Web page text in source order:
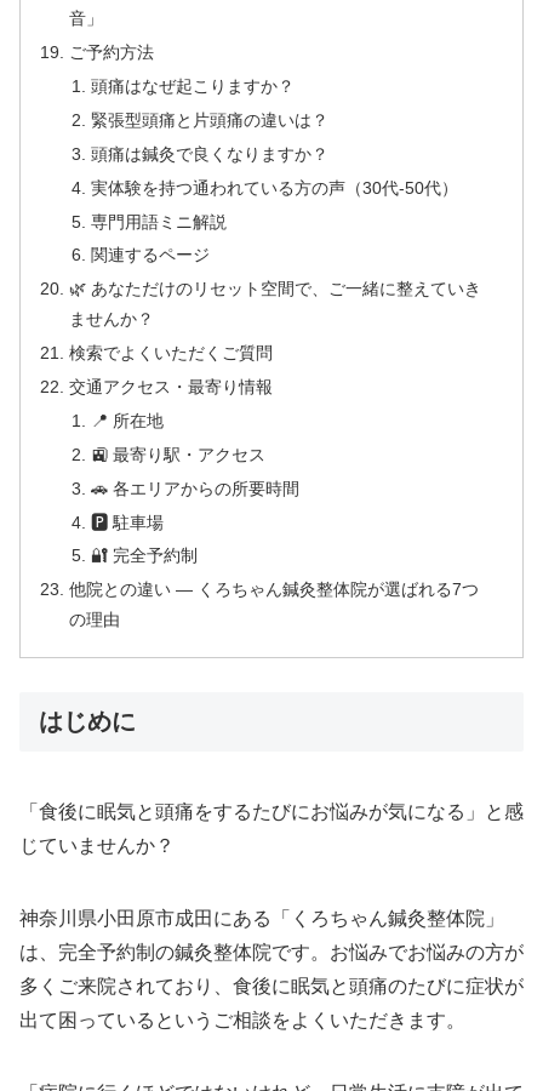
音」
ご予約方法
頭痛はなぜ起こりますか？
緊張型頭痛と片頭痛の違いは？
頭痛は鍼灸で良くなりますか？
実体験を持つ通われている方の声（30代-50代）
専門用語ミニ解説
関連するページ
🌿 あなただけのリセット空間で、ご一緒に整えていき
ませんか？
検索でよくいただくご質問
交通アクセス・最寄り情報
📍 所在地
🚉 最寄り駅・アクセス
🚗 各エリアからの所要時間
🅿 駐車場
🔐 完全予約制
他院との違い — くろちゃん鍼灸整体院が選ばれる7つ
の理由
はじめに
「食後に眠気と頭痛をするたびにお悩みが気になる」と感
じていませんか？
神奈川県小田原市成田にある「くろちゃん鍼灸整体院」
は、完全予約制の鍼灸整体院です。お悩みでお悩みの方が
多くご来院されており、食後に眠気と頭痛のたびに症状が
出て困っているというご相談をよくいただきます。